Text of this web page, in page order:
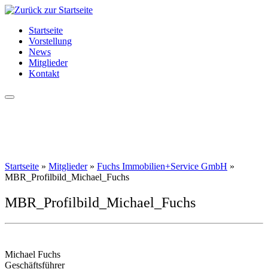
Zum
springenStartseite
Vorstellung
News
Mitglieder
Kontakt
Startseite » Mitglieder » Fuchs Immobilien+Service GmbH »
MBR_Profilbild_Michael_Fuchs
MBR_Profilbild_Michael_Fuchs
Michael Fuchs
Geschäftsführer